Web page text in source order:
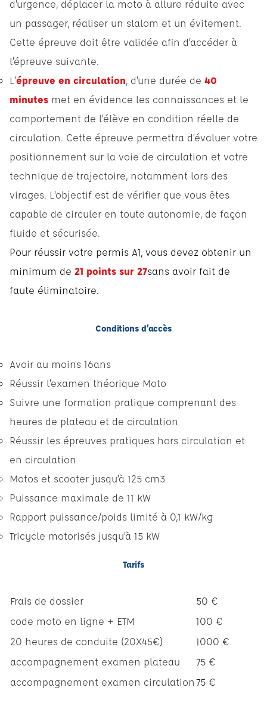
d’urgence, déplacer la moto à allure réduite avec
un passager, réaliser un slalom et un évitement.
Cette épreuve doit être validée afin d’accéder à
l’épreuve suivante.
L’épreuve en circulation, d’une durée de 40
minutes met en évidence les connaissances et le
comportement de l’élève en condition réelle de
circulation. Cette épreuve permettra d’évaluer votre
positionnement sur la voie de circulation et votre
technique de trajectoire, notamment lors des
virages. L’objectif est de vérifier que vous êtes
capable de circuler en toute autonomie, de façon
fluide et sécurisée.
Pour réussir votre permis A1, vous devez obtenir un
minimum de 21 points sur 27sans avoir fait de
faute éliminatoire.
Conditions d’accès
Avoir au moins 16ans
Réussir l’examen théorique Moto
Suivre une formation pratique comprenant des
heures de plateau et de circulation
Réussir les épreuves pratiques hors circulation et
en circulation
Motos et scooter jusqu’à 125 cm3
Puissance maximale de 11 kW
Rapport puissance/poids limité à 0,1 kW/kg
Tricycle motorisés jusqu’à 15 kW
Tarifs
Frais de dossier
50 €
code moto en ligne + ETM
100 €
20 heures de conduite (20X45€)
1000 €
accompagnement examen plateau
75 €
accompagnement examen circulation75 €